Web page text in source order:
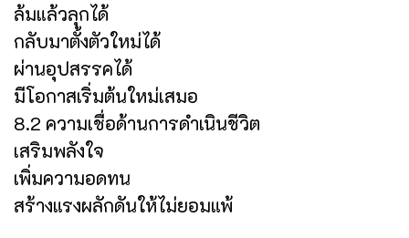
ล้มแล้วลุกได้
กลับมาตั้งตัวใหม่ได้
ผ่านอุปสรรคได้
มีโอกาสเริ่มต้นใหม่เสมอ
8.2 ความเชื่อด้านการดำเนินชีวิต
เสริมพลังใจ
เพิ่มความอดทน
สร้างแรงผลักดันให้ไม่ยอมแพ้